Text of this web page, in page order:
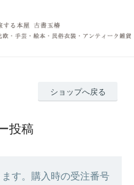
ショップへ戻る
投稿
す。購入時の受注番号